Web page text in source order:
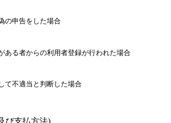
の申告をした場合
ある者からの利用者登録が行われた場合
て不適当と判断した場合